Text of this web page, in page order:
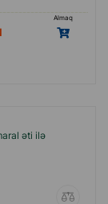
Almaq
əti ilə